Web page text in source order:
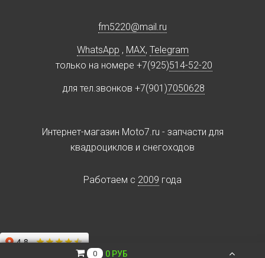
fm5220@mail.ru
WhatsApp , MAX, Telegram
только на номере +7(925)514-52-20
для тел.звонков +7(901)7050628
Интернет-магазин Moto7.ru - запчасти для
квадроциклов и снегоходов
Работаем c 2009 года
0 0 РУБ